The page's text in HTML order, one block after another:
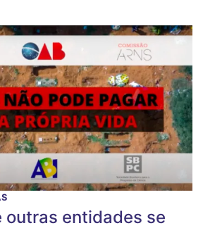
outras entidades se